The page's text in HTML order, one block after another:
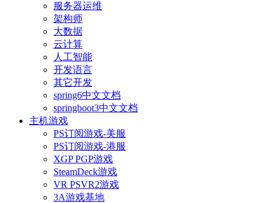
服务器运维
架构师
大数据
云计算
人工智能
开发语言
其它开发
spring6中文文档
springboot3中文文档
主机游戏
PS订阅游戏-美服
PS订阅游戏-港服
XGP PGP游戏
SteamDeck游戏
VR PSVR2游戏
3A游戏基地